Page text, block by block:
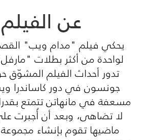
عن الفيلم
يحكي فيلم "مدام ويب"
لواحدة من أكثر بطلات
تدور أحداث الفيلم المشوّق
جونسون في دور كاساندرا
مسعفة في مانهاتن تتمتع
لا تضاهى، وبعد أن أُجبرت
ماضيها تقوم بإنشاء